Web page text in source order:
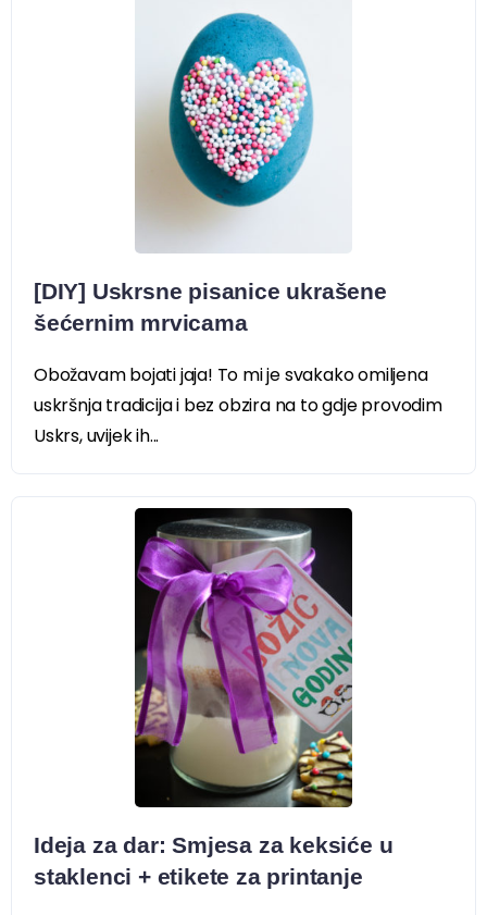
[DIY] Uskrsne pisanice ukrašene
šećernim mrvicama
Obožavam bojati jaja! To mi je svakako omiljena
uskršnja tradicija i bez obzira na to gdje provodim
Uskrs, uvijek ih...
Ideja za dar: Smjesa za keksiće u
staklenci + etikete za printanje